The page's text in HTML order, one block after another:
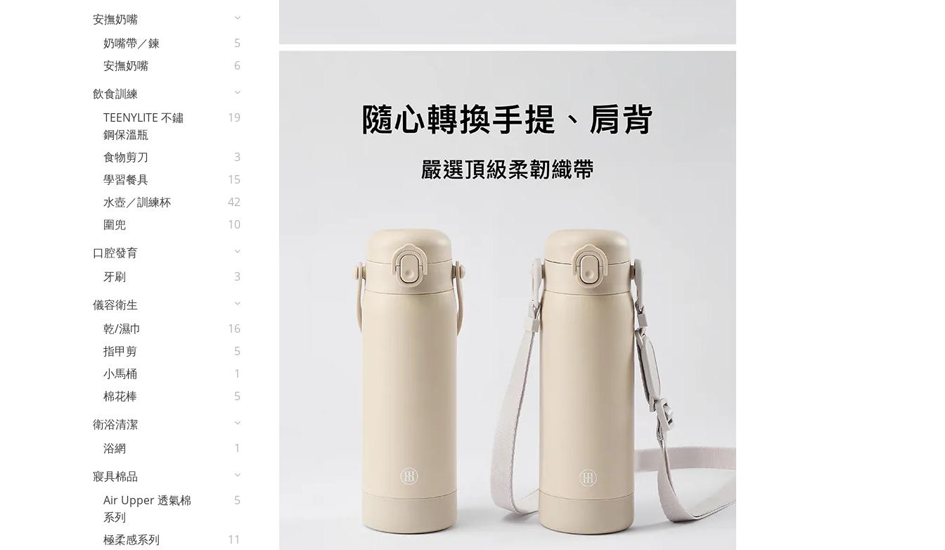
安撫奶嘴
奶嘴帶／鍊
5
安撫奶嘴
6
飲食訓練
TEENYLITE 不鏽
鋼保溫瓶
19
食物剪刀
3
學習餐具
15
水壺／訓練杯
42
圍兜
10
口腔發育
牙刷
3
儀容衛生
乾/濕巾
16
指甲剪
5
小馬桶
1
棉花棒
5
衛浴清潔
浴網
1
寢具棉品
Air Upper 透氣棉
系列
5
極柔感系列
11